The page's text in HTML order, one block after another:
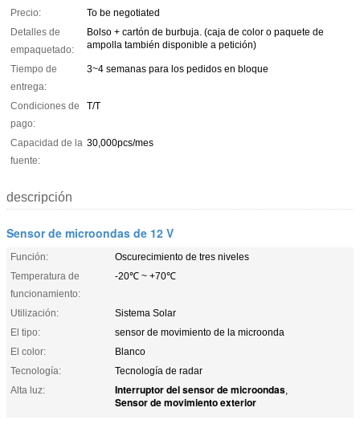
Precio:
To be negotiated
Detalles de
empaquetado:
Bolso + cartón de burbuja. (caja de color o paquete de
ampolla también disponible a petición)
Tiempo de
entrega:
3~4 semanas para los pedidos en bloque
Condiciones de
pago:
T/T
Capacidad de la
fuente:
30,000pcs/mes
descripción
Sensor de microondas de 12 V
Función:
Oscurecimiento de tres niveles
Temperatura de
funcionamiento:
-20℃ ~ +70℃
Utilización:
Sistema Solar
El tipo:
sensor de movimiento de la microonda
El color:
Blanco
Tecnología:
Tecnología de radar
Alta luz:
Interruptor del sensor de microondas,
Sensor de movimiento exterior